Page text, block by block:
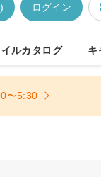
ログイン
ルカタログ キ
〜5:30